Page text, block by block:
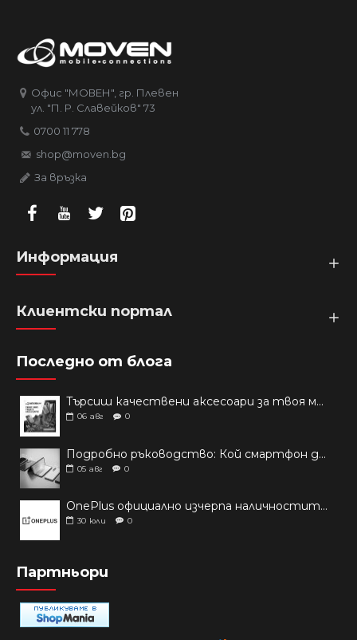
Офис "МОВЕН", гр. Плевен
ул. "П. Р. Славейков" 73
0700 11 778
shop@moven.bg
За връзка
Информация
Клиентски портал
Последно от блога
Търсиш качествени аксесоари за твоя модел? Как правилно да защитим новия си смартфон: Ръководство за аксесоари през 2026 г.
06 авг 0
Подробно ръководство: Кой смартфон да купиш през 2026 г.?
05 авг 0
OnePlus официално изчерпа наличностите си от телефони на основни пазари
30 юли 0
Партньори